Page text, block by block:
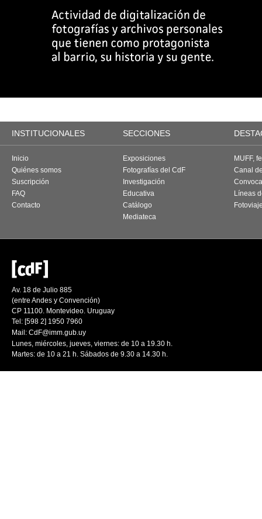
INSTITUCIONALES SECCIONES
Inicio
Quiénes somos
Suscripción
FAQ
Contacto
Exposiciones
Fotografías del CdF
Investigación
Educativa
Catálogo
Mediateca
MUFF,
Canal
Líneas
Av. 18 de Julio 885
(entre Andes y Convención)
CP 11100. Montevideo. Uruguay
Tel: [598 2] 1950 7960
Mail: CdF@imm.gub.uy
Lunes, miércoles, jueves, viernes: de 10 a 19.30 h.
Martes: de 10 a 21 h. Sábados de 9.30 a 14.30 h.